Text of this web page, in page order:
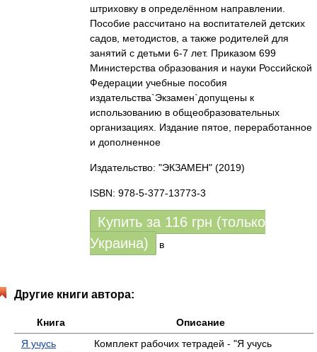
штриховку в определённом направлении.
Пособие рассчитано на воспитателей детских
садов, методистов, а также родителей для
занятий с детьми 6-7 лет. Приказом 699
Министерства образования и науки Российской
Федерации учебные пособия
издательства`Экзамен`допущены к
использованию в общеобразовательных
организациях. Издание пятое, переработанное
и дополненное
Издательство: "ЭКЗАМЕН" (2019)
ISBN: 978-5-377-13773-3
Купить за 116 грн (только
Украина)
в
Другие книги автора:
Книга
Описание
Я учусь
Комплект рабочих тетрадей - "Я учусь